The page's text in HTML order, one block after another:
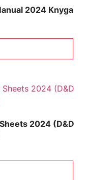
2024 Knyga
2024 (D&D